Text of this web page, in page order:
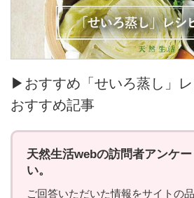
▶おすすめ「せいろ蒸し」
おすすめ記事